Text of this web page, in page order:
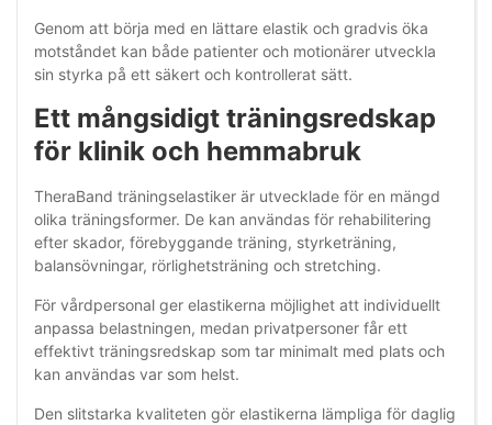
Genom att börja med en lättare elastik och gradvis öka
motståndet kan både patienter och motionärer utveckla
sin styrka på ett säkert och kontrollerat sätt.
Ett mångsidigt träningsredskap
för klinik och hemmabruk
TheraBand träningselastiker är utvecklade för en mängd
olika träningsformer. De kan användas för rehabilitering
efter skador, förebyggande träning, styrketräning,
balansövningar, rörlighetsträning och stretching.
För vårdpersonal ger elastikerna möjlighet att individuellt
anpassa belastningen, medan privatpersoner får ett
effektivt träningsredskap som tar minimalt med plats och
kan användas var som helst.
Den slitstarka kvaliteten gör elastikerna lämpliga för daglig